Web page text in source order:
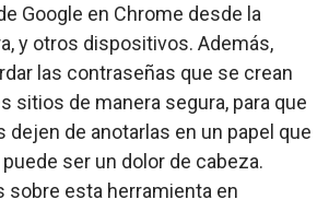
Google en Chrome desde la
y otros dispositivos. Además,
las contraseñas que se crean
sitios de manera segura, para que
dejen de anotarlas en un papel que
ser un dolor de cabeza.
sobre esta herramienta en